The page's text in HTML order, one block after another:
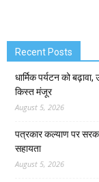
Recent Posts
धार्मिक पर्यटन को
किस्त मंजूर
August 5, 2026
पत्रकार कल्याण पर
सहायता
August 5, 2026